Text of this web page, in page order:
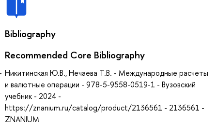
Bibliography
Recommended Core Bibliography
Никитинская Ю.В., Нечаева Т.В. - Международные расчеты
и валютные операции - 978-5-9558-0519-1 - Вузовский
учебник - 2024 -
https://znanium.ru/catalog/product/2136561 - 2136561 -
ZNANIUM